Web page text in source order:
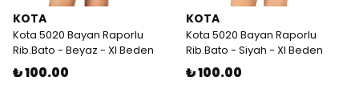
KOTA
Kota 5020 Bayan Raporlu
Rib.Bato - Beyaz - Xl Beden
₺ 100.00
KOTA
Kota 5020 Bayan Raporlu
Rib.Bato - Siyah - Xl Beden
₺ 100.00